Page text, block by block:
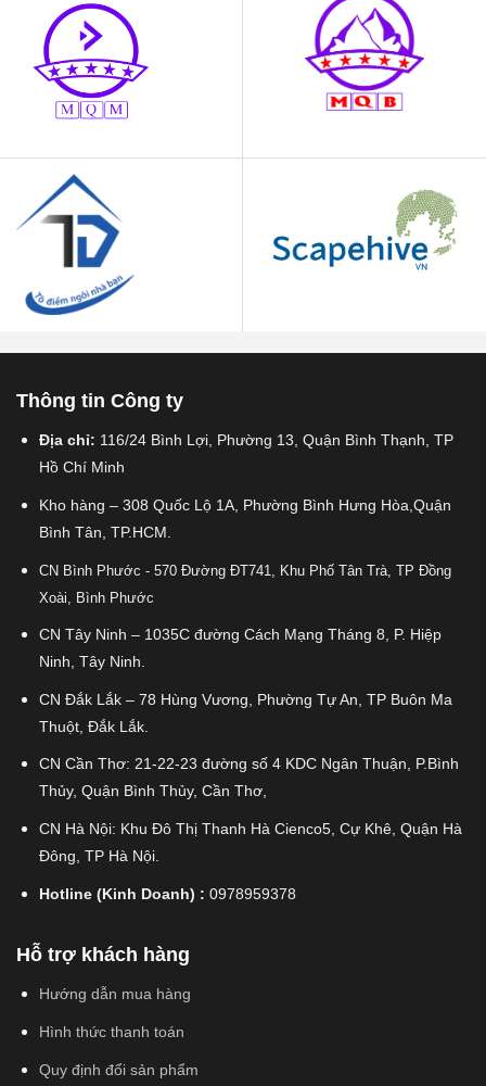
Thông tin Công ty
Địa chỉ: 116/24 Bình Lợi, Phường 13, Quận Bình Thạnh, TP
Hồ Chí Minh
Kho hàng – 308 Quốc Lộ 1A, Phường Bình Hưng Hòa,Quận
Bình Tân, TP.HCM.
CN Bình Phước - 570 Đường ĐT741, Khu Phố Tân Trà, TP Đồng
Xoài, Bình Phước
CN Tây Ninh – 1035C đường Cách Mạng Tháng 8, P. Hiệp
Ninh, Tây Ninh.
CN Đắk Lắk – 78 Hùng Vương, Phường Tự An, TP Buôn Ma
Thuột, Đắk Lắk.
CN Cần Thơ: 21-22-23 đường số 4 KDC Ngân Thuận, P.Bình
Thủy, Quận Bình Thủy, Cần Thơ,
CN Hà Nội: Khu Đô Thị Thanh Hà Cienco5, Cự Khê, Quận Hà
Đông, TP Hà Nội.
Hotline (Kinh Doanh) : 0978959378
Hỗ trợ khách hàng
Hướng dẫn mua hàng
Hình thức thanh toán
Quy định đổi sản phẩm